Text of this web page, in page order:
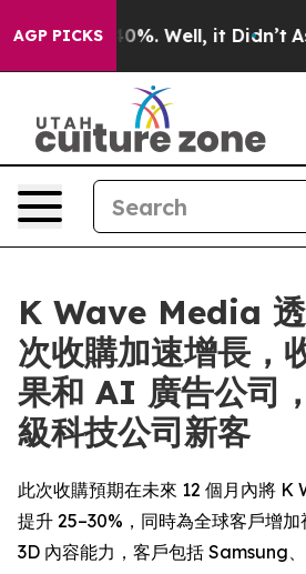
AGP PICKS40%. Well, it Didn’t As
K Wave Media
次收購加速增長，
果和 AI 廣告公司
級科技公司新客
此次收購預期在未來 12 個月內將
提升 25–30%，同時為全球客戶增
3D 內容能力，客戶包括 Samsung